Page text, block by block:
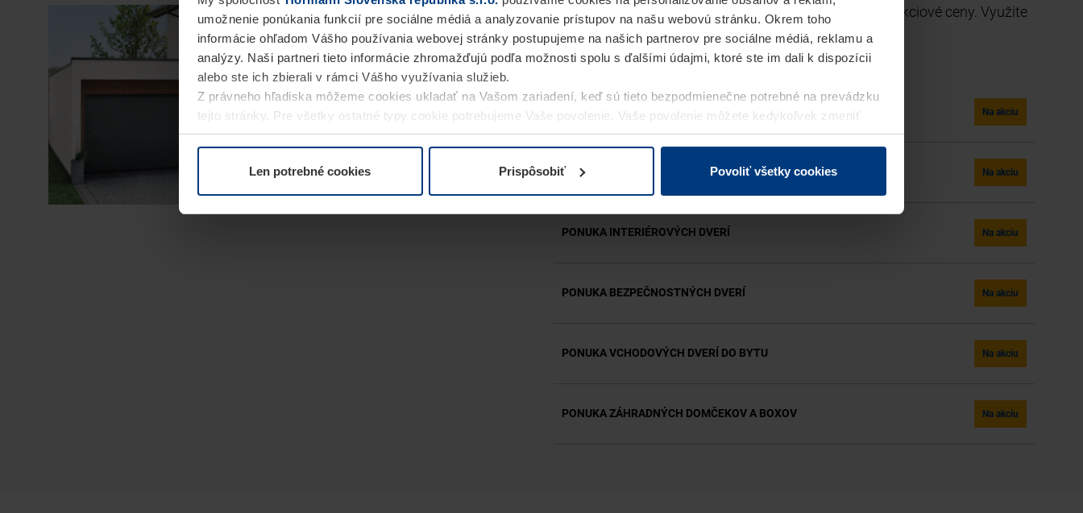
umožnenie ponúkania funkcií pre sociálne médiá a analyzovanie prístupov na našu webovú stránku. Okrem toho
informácie ohľadom Vášho používania webovej stránky postupujeme na našich partnerov pre sociálne médiá, reklamu a
analýzy. Naši partneri tieto informácie zhromažďujú podľa možnosti spolu s ďalšími údajmi, ktoré ste im dali k dispozícii
alebo ste ich zbierali v rámci Vášho využívania služieb.
Z právneho hľadiska môžeme cookies ukladať na Vašom zariadení, keď sú tieto bezpodmienečne potrebné na prevádzku
tejto stránky. Pre všetky ostatné typy cookie potrebujeme Vaše povolenie. Vaše povolenie môžete kedykoľvek zmeniť
alebo odvolať vo vysvetlení cookie na stránkeVyhlásenie o ochrane osobných údajovnašej webovej stránky.
Len potrebné cookies Prispôsobiť Povoliť všetky cookies
CO₂-neutrálne brány a dvere od európskej jednotky za akciové ceny. Využite
našu ponuku už teraz a ušetrite!
PONUKA GARÁŽOVÝCH BRÁN Na akciu
PONUKA DOMOVÝCH DVERÍ Na akciu
PONUKA INTERIÉROVÝCH DVERÍ Na akciu
PONUKA BEZPEČNOSTNÝCH DVERÍ Na akciu
PONUKA VCHODOVÝCH DVERÍ DO BYTU Na akciu
PONUKA ZÁHRADNÝCH DOMČEKOV A BOXOV Na akciu